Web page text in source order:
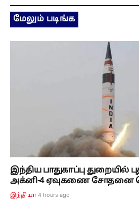
மேலும் படிங்க
இந்திய பாதுகாப்பு துறையில்
அக்னி-4 ஏவுகணை சோதனை
இந்தியா 4 hours ago